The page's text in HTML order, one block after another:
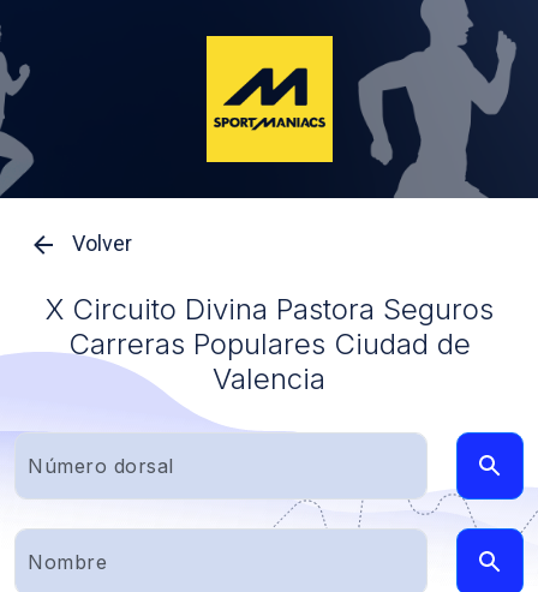
Volver
X Circuito Divina Pastora Seguros
Carreras Populares Ciudad de
Valencia